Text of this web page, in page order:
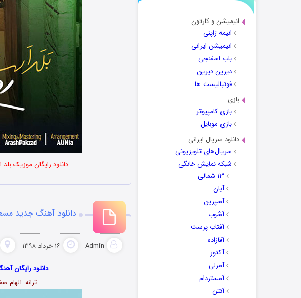
انیمیشن و کارتون
انیمه ژاپنی
انیمیشن ایرانی
باب اسفنجی
دیرین دیرین
فوتبالیست ها
بازی
بازی کامپیوتر
بازی موبایل
دانلود سریال ایرانی
سریال‌های تلویزیونی
شبکه نمایش خانگی
۱۳ شمالی
آبان
آسپرین
آشوب
آفتاب پرست
آقازاده
آکتور
آمرلی
آمستردام
آنتن
دانلود رایگان موزیک
دانلود آهنگ جدید
Admin ۱۶ خرداد ۱۳۹۸
دانلود رایگان
ترانه: الهام